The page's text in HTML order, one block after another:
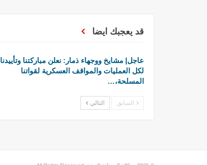
قد يعجبك ايضا
عاجل| مشايخ ووجهاء ذمار: نعلن مباركتنا وتأييدنا
لكل العمليات والمواقف العسكرية لقواتنا
المسلحة،…
السابق التالي